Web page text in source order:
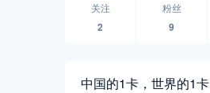
关注
2
粉丝
9
中国的1卡，世界的1卡